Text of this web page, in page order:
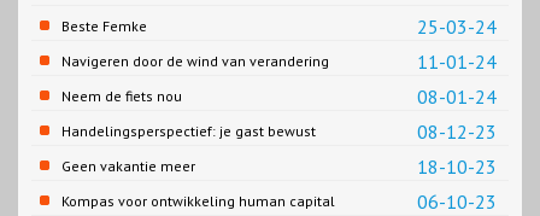
25-03-24
Beste Femke
11-01-24
Navigeren door de wind van verandering
08-01-24
Neem de fiets nou
08-12-23
Handelingsperspectief: je gast bewust
maken van duurzaam gedrag tijdens een
18-10-23
Geen vakantie meer
06-10-23
Kompas voor ontwikkeling human capital